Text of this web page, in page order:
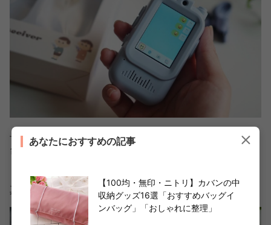
早速帰って起動してみると、難しい設定も不要ですぐに2
台が繋がる状態に。
ビデオ通話以外にも、絵文字が送れるチャット、好きな写
真が撮れるカメラ、アルバム機能もありますよ。
あなたにおすすめの記事
【100均・無印・ニトリ】カバンの中
収納グッズ16選「おすすめバッグイ
ンバッグ」「おしゃれに整理」